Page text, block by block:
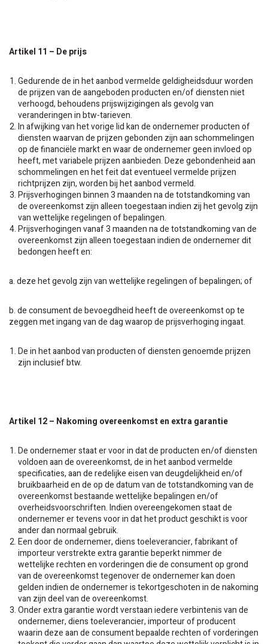
Artikel 11 – De prijs
Gedurende de in het aanbod vermelde geldigheidsduur worden
de prijzen van de aangeboden producten en/of diensten niet
verhoogd, behoudens prijswijzigingen als gevolg van
veranderingen in btw-tarieven.
In afwijking van het vorige lid kan de ondernemer producten of
diensten waarvan de prijzen gebonden zijn aan schommelingen
op de financiële markt en waar de ondernemer geen invloed op
heeft, met variabele prijzen aanbieden. Deze gebondenheid aan
schommelingen en het feit dat eventueel vermelde prijzen
richtprijzen zijn, worden bij het aanbod vermeld.
Prijsverhogingen binnen 3 maanden na de totstandkoming van
de overeenkomst zijn alleen toegestaan indien zij het gevolg zijn
van wettelijke regelingen of bepalingen.
Prijsverhogingen vanaf 3 maanden na de totstandkoming van de
overeenkomst zijn alleen toegestaan indien de ondernemer dit
bedongen heeft en:
a. deze het gevolg zijn van wettelijke regelingen of bepalingen; of
b. de consument de bevoegdheid heeft de overeenkomst op te
zeggen met ingang van de dag waarop de prijsverhoging ingaat.
De in het aanbod van producten of diensten genoemde prijzen
zijn inclusief btw.
Artikel 12 – Nakoming overeenkomst en extra garantie
De ondernemer staat er voor in dat de producten en/of diensten
voldoen aan de overeenkomst, de in het aanbod vermelde
specificaties, aan de redelijke eisen van deugdelijkheid en/of
bruikbaarheid en de op de datum van de totstandkoming van de
overeenkomst bestaande wettelijke bepalingen en/of
overheidsvoorschriften. Indien overeengekomen staat de
ondernemer er tevens voor in dat het product geschikt is voor
ander dan normaal gebruik.
Een door de ondernemer, diens toeleverancier, fabrikant of
importeur verstrekte extra garantie beperkt nimmer de
wettelijke rechten en vorderingen die de consument op grond
van de overeenkomst tegenover de ondernemer kan doen
gelden indien de ondernemer is tekortgeschoten in de nakoming
van zijn deel van de overeenkomst.
Onder extra garantie wordt verstaan iedere verbintenis van de
ondernemer, diens toeleverancier, importeur of producent
waarin deze aan de consument bepaalde rechten of vorderingen